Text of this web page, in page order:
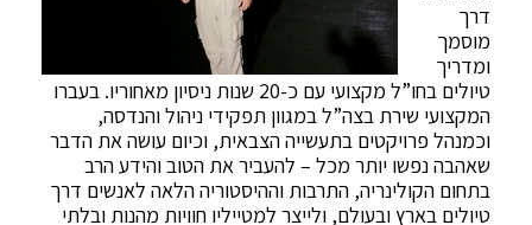
דרך
מוסמך
ומדריך
טיולים בחו”ל מקצועי עם כ-20 שנות ניסיון מאחוריו. בעברו
המקצועי שירת בצה”ל במגוון תפקידי ניהול והנדסה,
וכמנהל פרויקטים בתעשייה הצבאית, וכיום עושה את הדבר
שאהבה נפשו יותר מכל – להעביר את הטוב והידע הרב
בתחום הקולינריה, התרבות וההיסטוריה הלאה לאנשים דרך
טיולים בארץ ובעולם, ולייצר למטייליו חוויות מהנות ובלתי